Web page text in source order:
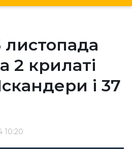
листопада
2 крилаті
і 37
10:20